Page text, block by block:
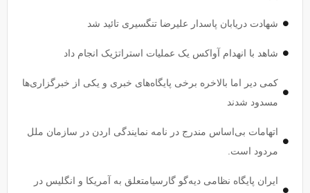
شهادت دریابان پاسدار علیرضا تنگسیری تائید شد
شاهد با انهدام آواکس یک عملیات استراتژیک انجام داد
کمی دیر اما بالاخره برخی پایگاه‌های خبری و یکی از خبرگزاری‌ها
مسدود شدند
اتهامات بی‌اساس مندرج در نامه نمایندگی اردن در سازمان ملل
مردود است.
ایران پایگاه نظامی دیه‌گو گارسیامتعلق به آمریکا و انگلیس در